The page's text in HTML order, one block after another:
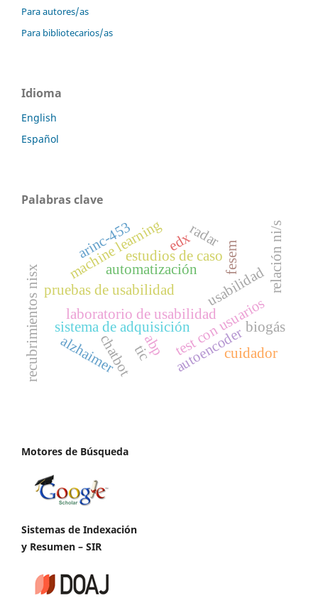
Para autores/as
Para bibliotecarios/as
Idioma
English
Español
Palabras clave
laboratorio de usabilidad
pruebas de usabilidad
test con usuarios
usabilidad
sistema de adquisición
automatización
biogás
autoencoder
machine learning
abp
estudios de caso
recubrimientos nisx
fesem
edx relación ni/s
chatbot
alzhaimer cuidador
tic
radar
arinc-453
Motores de Búsqueda
Sistemas de Indexación
y Resumen – SIR